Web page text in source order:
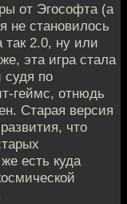
от Эгософта (а
не становилось
так 2.0, ну или
эта игра стала
судя по
геймс, отнюдь
Старая версия
что
есть куда